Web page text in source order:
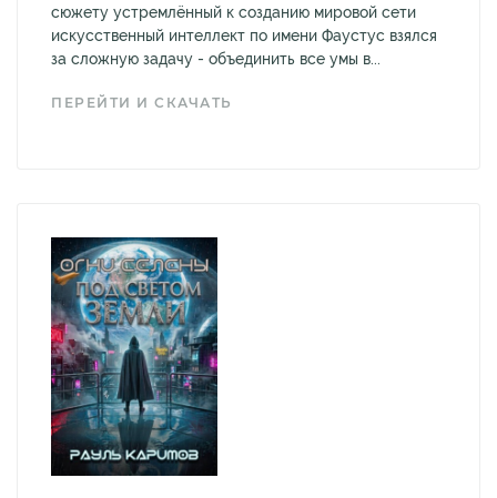
сюжету устремлённый к созданию мировой сети
искусственный интеллект по имени Фаустус взялся
за сложную задачу - объединить все умы в...
ПЕРЕЙТИ И СКАЧАТЬ